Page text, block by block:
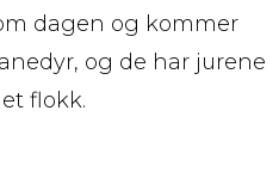
dagen og kommer
og de har jurene
flokk.